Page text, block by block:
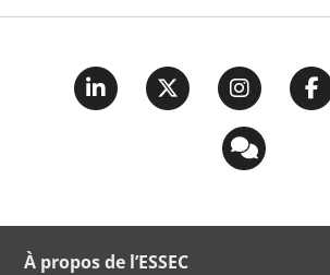
À propos de l’ESSEC